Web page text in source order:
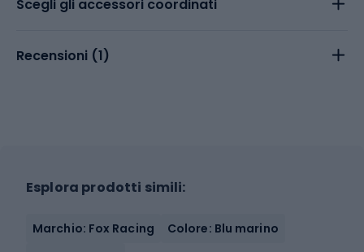
Scegli gli accessori coordinati
Recensioni (1)
Esplora prodotti simili:
Marchio: Fox Racing
Colore: Blu marino